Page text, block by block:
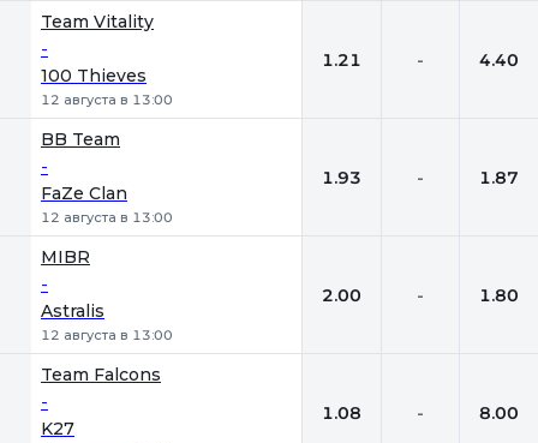
Team Vitality
-
100 Thieves
12 августа в 13:00
1.21 - 4.40
BB Team
-
FaZe Clan
12 августа в 13:00
1.93 - 1.87
MIBR
-
Astralis
12 августа в 13:00
2.00 - 1.80
Team Falcons
-
K27
1.08 - 8.00